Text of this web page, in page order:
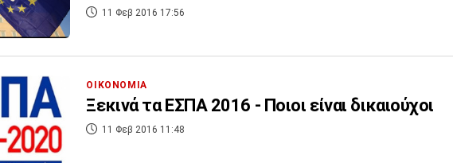
11 Φεβ 2016 17:56
ΟΙΚΟΝΟΜΙΑ
Ξεκινά τα ΕΣΠΑ 2016 - Ποιοι είναι δικαιούχοι
11 Φεβ 2016 11:48